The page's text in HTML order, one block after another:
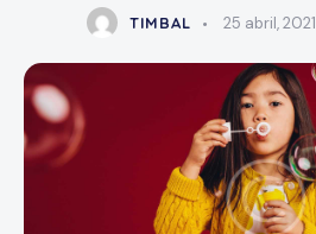
TIMBAL 25 abril, 2021